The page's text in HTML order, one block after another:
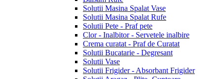
Solutii Masina Spalat Vase
Solutii Masina Spalat Rufe
Solutii Pete - Praf pete
Clor - Inalbitor - Servetele inalbire
Crema curatat - Praf de Curatat
Solutii Bucatarie - Degresant
Solutii Vase
Solutii Frigider - Absorbant Frigider